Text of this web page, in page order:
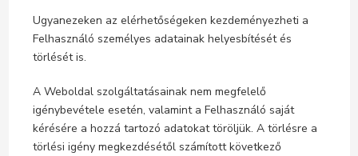
Ugyanezeken az elérhetőségeken kezdeményezheti a
Felhasználó személyes adatainak helyesbítését és
törlését is.
A Weboldal szolgáltatásainak nem megfelelő
igénybevétele esetén, valamint a Felhasználó saját
kérésére a hozzá tartozó adatokat töröljük. A törlésre a
törlési igény megkezdésétől számított következő